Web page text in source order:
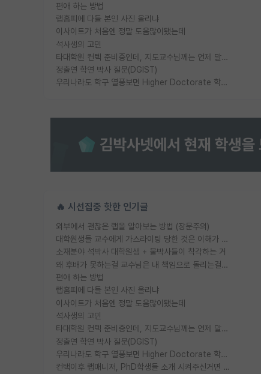
편애 하는 방법
랩홈피에 다들 본인 사진 올리냐
이사이트가 처음엔 정말 도움많이됐는데
석사생의 고민
타대학원 컨텍 준비중인데, 지도교수님께는 언제 말씀드려야 할까요?
정출연 학연 박사 질문(DGIST)
우리나라도 학구 열풍보면 Higher Doctorate 학위가 필요하다고 봅니다.
🔥 시선집중 핫한 인기글
외부에서 괜찮은 랩을 알아보는 방법 (장문주의)
대학원생들 교수에게 가스라이팅 당한 것은 이해가 갑니다. 안타깝네요.
소재분야 석박사 대학원생 + 물박사들이 착각하는 거
왜 후배가 못하는걸 교수님은 내 책임으로 돌리는걸까요?
편애 하는 방법
랩홈피에 다들 본인 사진 올리냐
이사이트가 처음엔 정말 도움많이됐는데
석사생의 고민
타대학원 컨텍 준비중인데, 지도교수님께는 언제 말씀드려야 할까요?
정출연 학연 박사 질문(DGIST)
우리나라도 학구 열풍보면 Higher Doctorate 학위가 필요하다고 봅니다.
컨택이후 랩매니저, PhD학생들 소개 시켜주신거면 거의 컨펌에 가깝나요?